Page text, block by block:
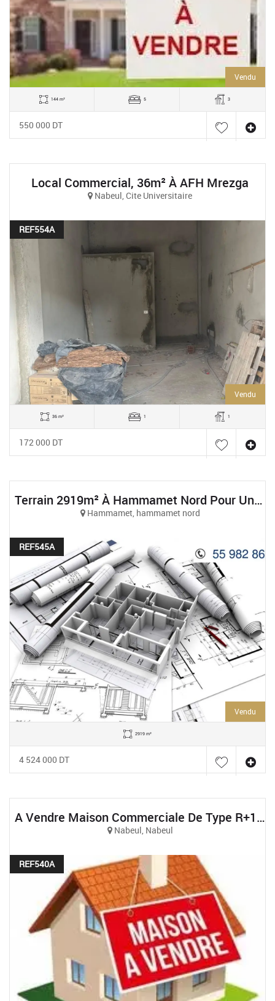
Vendu
144 m² 5 3
550 000 DT
Local Commercial, 36m² À AFH Mrezga
Nabeul, Cite Universitaire
REF554A
Vendu
36 m² 1 1
172 000 DT
Terrain 2919m² À Hammamet Nord Pour Une Promotion Immobilière
Hammamet, hammamet nord
REF545A
Vendu
2919 m²
4 524 000 DT
A Vendre Maison Commerciale De Type R+1 À Nabeul
Nabeul, Nabeul
REF540A